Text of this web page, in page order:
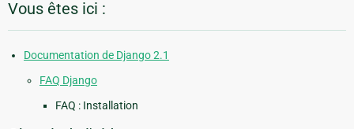
Vous êtes ici :
Documentation de Django 2.1
FAQ Django
FAQ : Installation